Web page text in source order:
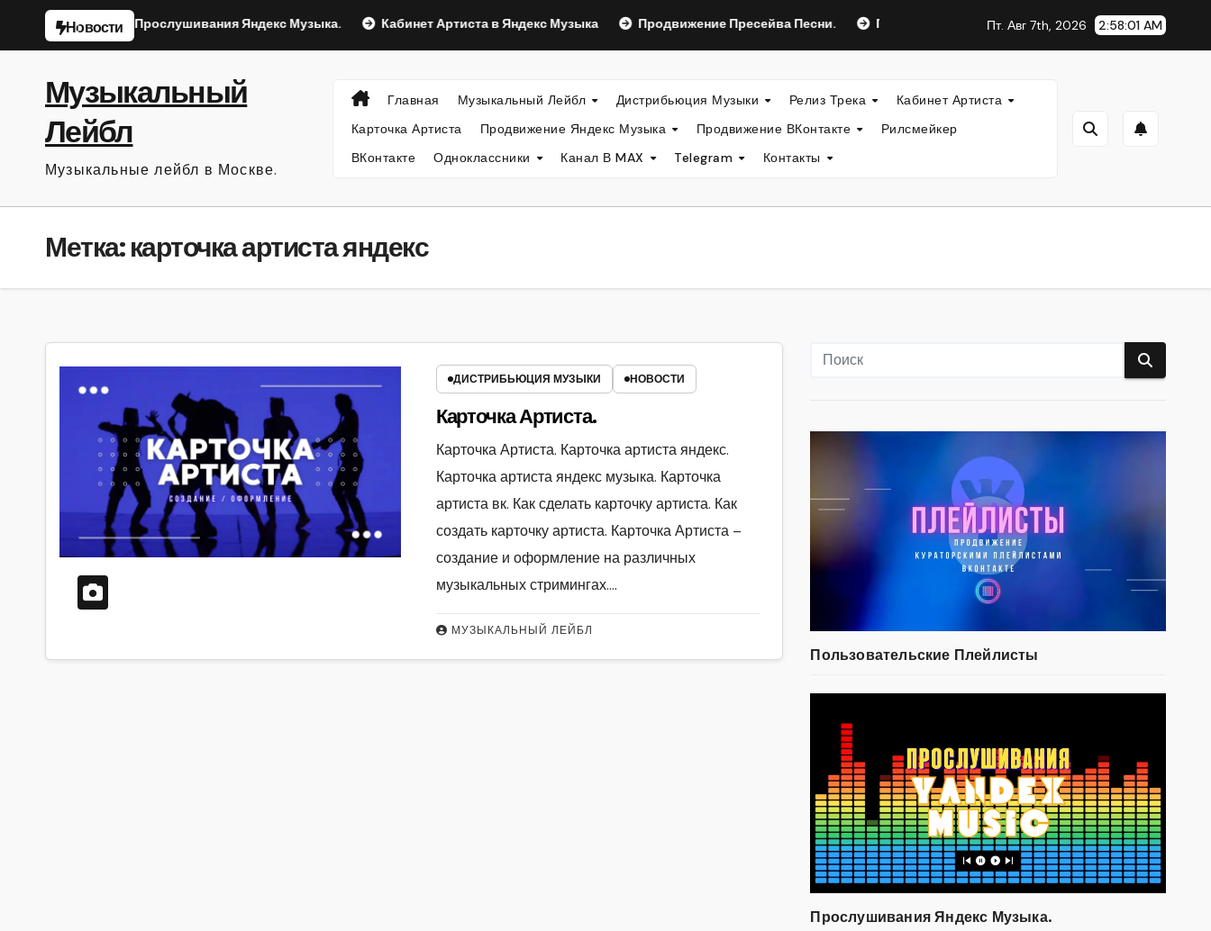
Перейти
Новости
Прослушивания Яндекс Музыка. Кабинет Артиста в Яндекс Музыка Продвижение Пресейва Песни. Питчинг Релиза. Пользовательские Плейлисты
Пт. Авг 7th, 2026 2:58:02 AM
Музыкальный
Лейбл
Музыкальные лейбл в Москве.
Главная Музыкальный Лейбл Дистрибьюция Музыки Релиз Трека
Кабинет Артиста
Карточка Артиста
Продвижение Яндекс Музыка Продвижение ВКонтакте
Рилсмейкер
ВКонтакте
Одноклассники Канал В MAX Telegram Контакты
Метка:карточка артиста яндекс
ДИСТРИБЬЮЦИЯ МУЗЫКИ НОВОСТИ
Карточка Артиста.
МУЗЫКАЛЬНЫЙ ЛЕЙБЛ
Карточка Артиста. Карточка артиста яндекс.
Карточка артиста яндекс музыка. Карточка
артиста вк. Как сделать карточку артиста. Как
создать карточку артиста. Карточка Артиста –
создание и оформление на различных
музыкальных стримингах.…
Пользовательские Плейлисты
Прослушивания Яндекс Музыка.